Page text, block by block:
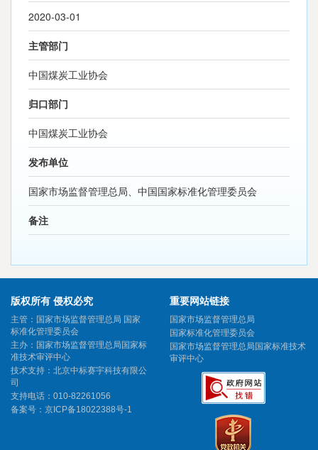
2020-03-01
主管部门
中国煤炭工业协会
归口部门
中国煤炭工业协会
发布单位
国家市场监督管理总局、中国国家标准化管理委员会
备注
版权所有 侵权必究
主管：国家市场监督管理总局 国家
标准化管理委员会
主办：国家市场监督管理总局国家标
准技术审评中心
技术支持：北京中标赛宇科技有限公
司
支持电话：010-82261056
备案号： 京ICP备18022388号-1
重要网站链接
国家市场监督管理总局
国家标准化管理委员会
国家市场监督管理总局国家标准技术
审评中心